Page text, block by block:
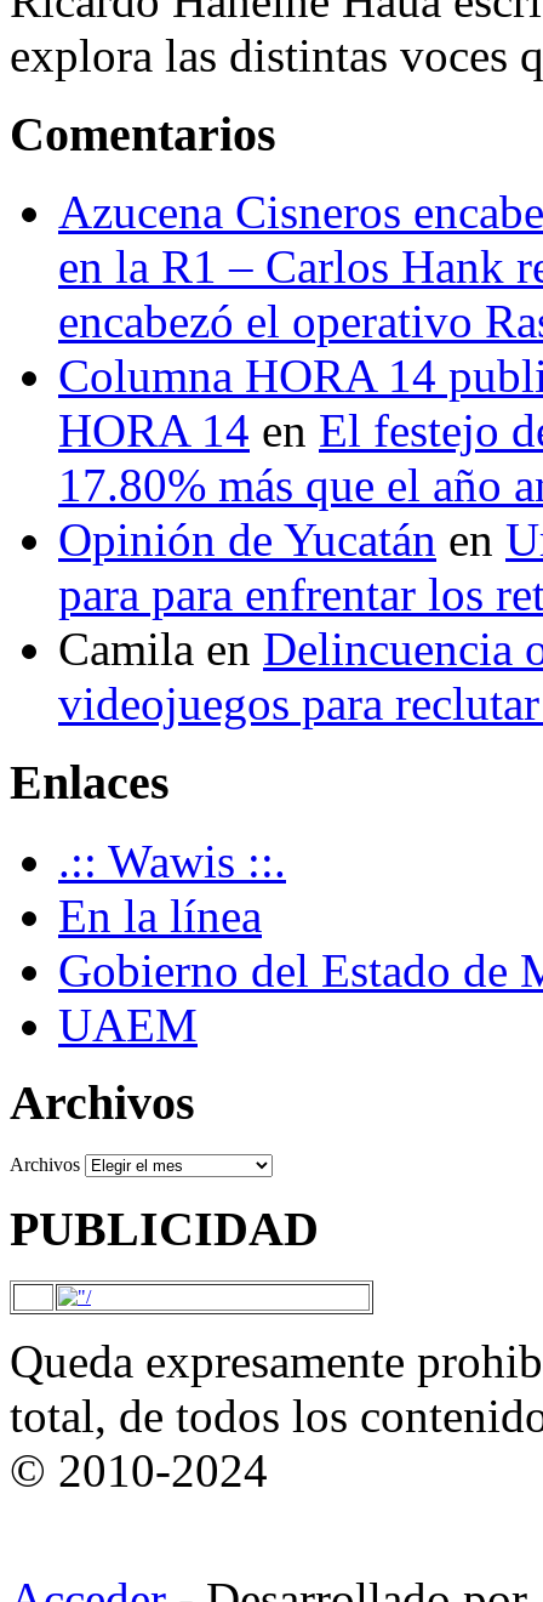
explora las distintas voces
Comentarios
Azucena Cisneros
en la R1 – Carlos Hank
encabezó el operativo
Columna HORA 14
HORA 14 en El festejo
17.80% más que el año
Opinión de Yucatán en
para para enfrentar los
Camila en Delincuencia
videojuegos para
Enlaces
.:: Wawis ::.
En la línea
Gobierno del Estado de
UAEM
Archivos
Archivos
PUBLICIDAD
Queda expresamente
total, de todos los
© 2010-2024